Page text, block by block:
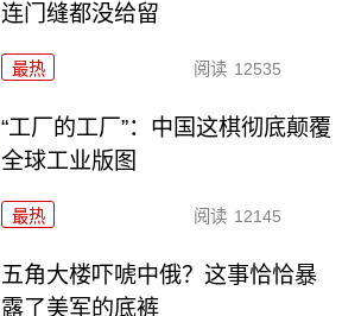
连门缝都没给留
最热 阅读 12535
“工厂的工厂”：中国这棋彻底颠覆
全球工业版图
最热 阅读 12145
五角大楼吓唬中俄？这事恰恰暴
露了美军的底裤